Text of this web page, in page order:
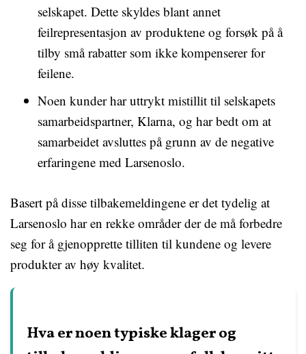
selskapet. Dette skyldes blant annet
feilrepresentasjon av produktene og forsøk på å
tilby små rabatter som ikke kompenserer for
feilene.
Noen kunder har uttrykt mistillit til selskapets
samarbeidspartner, Klarna, og har bedt om at
samarbeidet avsluttes på grunn av de negative
erfaringene med Larsenoslo.
Basert på disse tilbakemeldingene er det tydelig at
Larsenoslo har en rekke områder der de må forbedre
seg for å gjenopprette tilliten til kundene og levere
produkter av høy kvalitet.
Hva er noen typiske klager og